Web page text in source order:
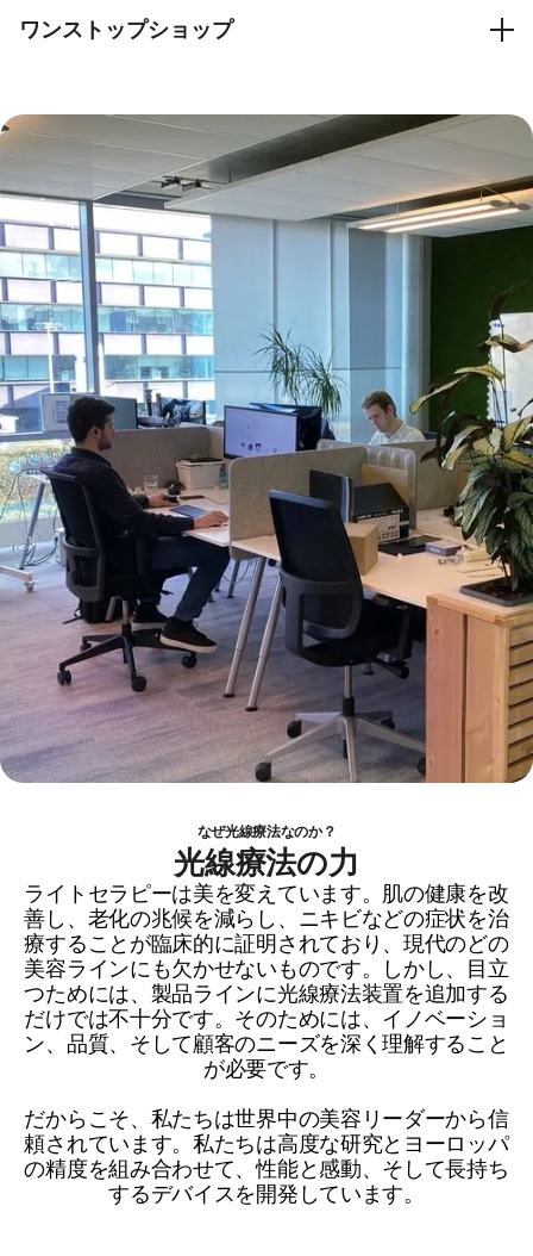
ワンストップショップ
なぜ光線療法なのか？
光線療法の力
ライトセラピーは美を変えています。肌の健康を改
善し、老化の兆候を減らし、ニキビなどの症状を治
療することが臨床的に証明されており、現代のどの
美容ラインにも欠かせないものです。しかし、目立
つためには、製品ラインに光線療法装置を追加する
だけでは不十分です。そのためには、イノベーショ
ン、品質、そして顧客のニーズを深く理解すること
が必要です。
だからこそ、私たちは世界中の美容リーダーから信
頼されています。私たちは高度な研究とヨーロッパ
の精度を組み合わせて、性能と感動、そして長持ち
するデバイスを開発しています。